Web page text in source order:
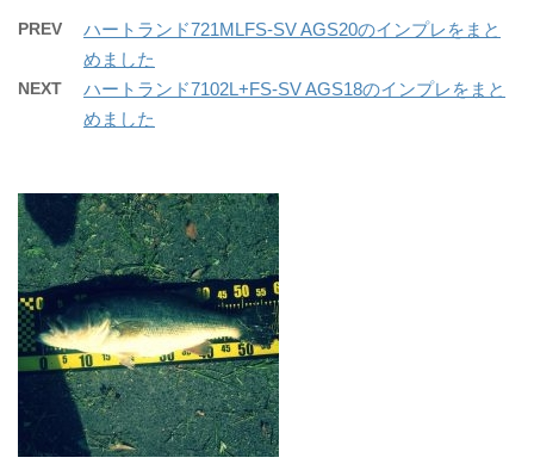
PREV
ハートランド721MLFS-SV AGS20のインプレをまと
めました
NEXT
ハートランド7102L+FS-SV AGS18のインプレをまと
めました